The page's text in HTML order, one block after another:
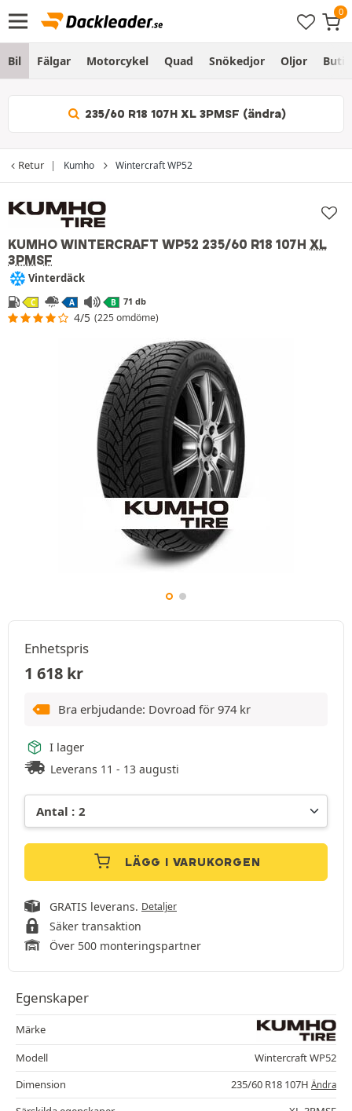
Bil Fälgar Motorcykel Quad Snökedjor Oljor Butik
235/60 R18 107H XL 3PMSF (ändra)
Retur Kumho Wintercraft WP52
KUMHO WINTERCRAFT WP52 235/60 R18 107H XL
3PMSF
Vinterdäck
C A B 71 db
4/5 (225 omdöme)
Enhetspris
1 618 kr
Bra erbjudande: Dovroad för 974 kr
I lager
Leverans 11 - 13 augusti
LÄGG I VARUKORGEN
GRATIS leverans. Detaljer
Säker transaktion
Över 500 monteringspartner
Egenskaper
Märke
Modell
Wintercraft WP52
Dimension
235/60 R18 107H Ändra